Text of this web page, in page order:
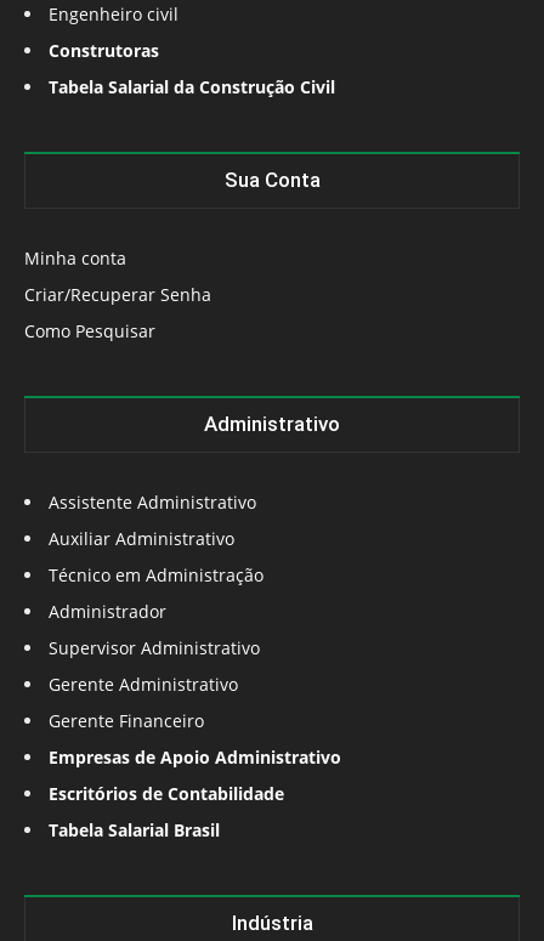
Engenheiro civil
Construtoras
Tabela Salarial da Construção Civil
Sua Conta
Minha conta
Criar/Recuperar Senha
Como Pesquisar
Administrativo
Assistente Administrativo
Auxiliar Administrativo
Técnico em Administração
Administrador
Supervisor Administrativo
Gerente Administrativo
Gerente Financeiro
Empresas de Apoio Administrativo
Escritórios de Contabilidade
Tabela Salarial Brasil
Indústria